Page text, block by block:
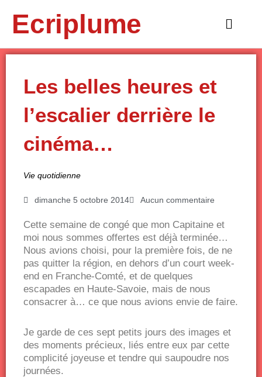
contenuEcriplume
Main
Les belles heures et
l’escalier derrière le
cinéma…
Vie quotidienne
dimanche 5 octobre 2014 Aucun commentaire
Cette semaine de congé que mon Capitaine et
moi nous sommes offertes est déjà terminée…
Nous avions choisi, pour la première fois, de ne
pas quitter la région, en dehors d’un court week-
end en Franche-Comté, et de quelques
escapades en Haute-Savoie, mais de nous
consacrer à… ce que nous avions envie de faire.
Je garde de ces sept petits jours des images et
des moments précieux, liés entre eux par cette
complicité joyeuse et tendre qui saupoudre nos
journées.